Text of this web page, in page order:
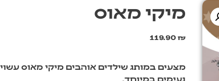
מיקי מאוס
119.90₪
מצעים במותג שילדים אוהבים מיקי מאוס
נעימים במיוחד.